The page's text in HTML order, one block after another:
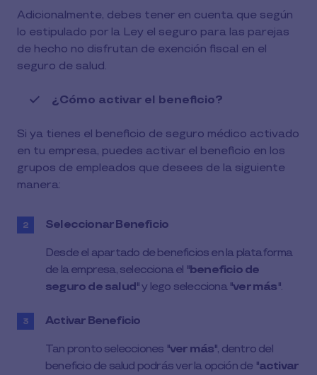
Adicionalmente, debes tener en cuenta que según
lo estipulado por la Ley el seguro para las parejas
de hecho no disfrutan de exención fiscal en el
seguro de salud.
¿Cómo activar el beneficio?
Si ya tienes el beneficio de seguro médico activado
en tu empresa, puedes activar el beneficio en los
grupos de empleados que desees de la siguiente
manera:
Seleccionar Beneficio
Desde el apartado de beneficios en la plataforma
de la empresa, selecciona el "beneficio de
seguro de salud" y lego selecciona "ver más".
Activar Beneficio
Tan pronto selecciones "ver más", dentro del
beneficio de salud podrás ver la opción de "activar